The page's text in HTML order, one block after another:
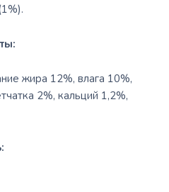
жира 12%, влага 10%,
2%, кальций 1,2%,